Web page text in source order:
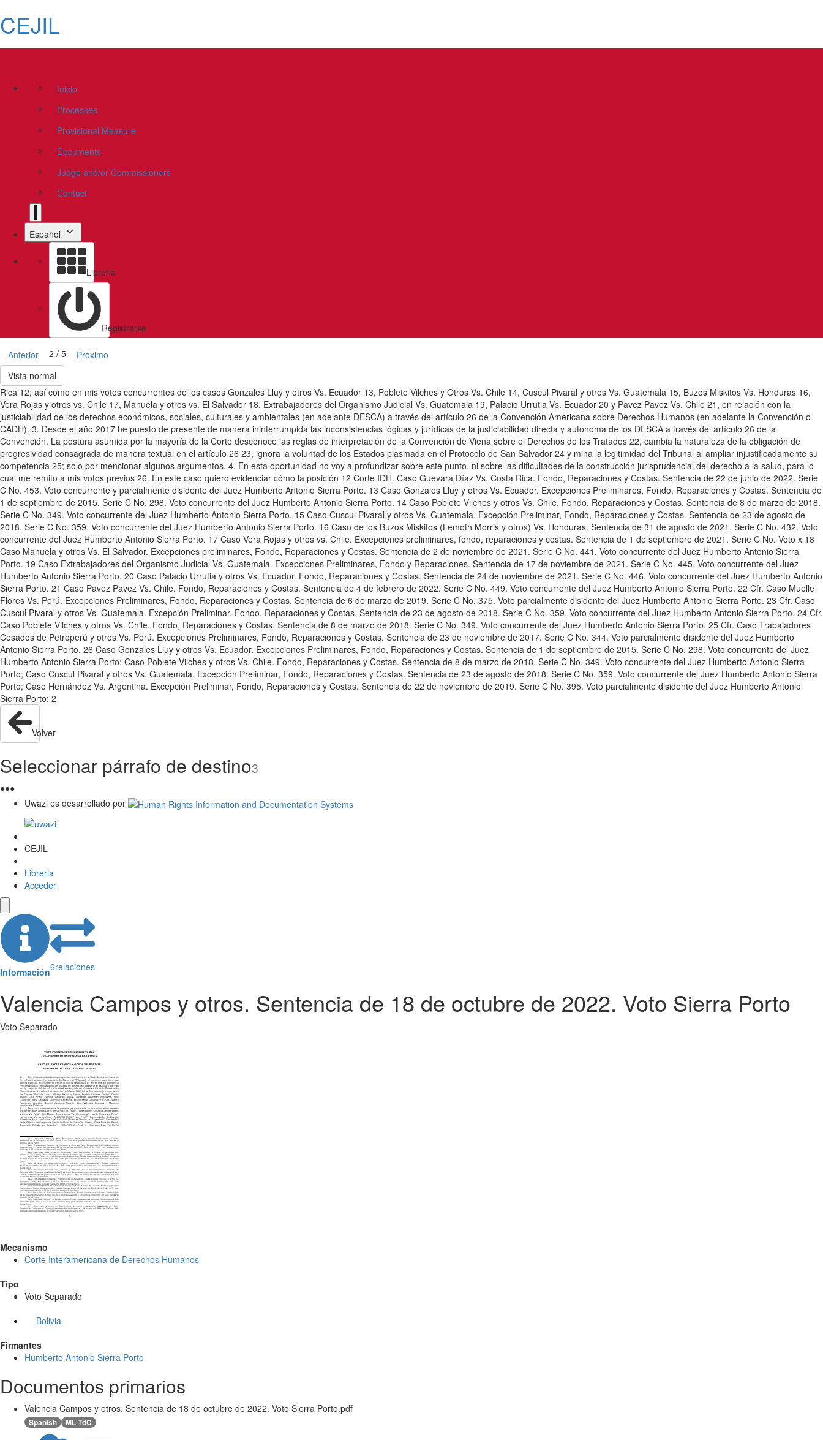
CEJIL
Inicio
Processes
Provisional Measure
Documents
Judge and/or Commissioners
Contact
Español
Libreria
Registrarse
Anterior 2 / 5
Próximo
Vista normal
Rica 12; así como en mis votos concurrentes de los casos Gonzales Lluy y otros Vs. Ecuador 13, Poblete Vilches y Otros Vs. Chile 14, Cuscul Pivaral y otros Vs. Guatemala 15, Buzos Miskitos Vs. Honduras 16,
Vera Rojas y otros vs. Chile 17, Manuela y otros vs. El Salvador 18, Extrabajadores del Organismo Judicial Vs. Guatemala 19, Palacio Urrutia Vs. Ecuador 20 y Pavez Pavez Vs. Chile 21, en relación con la
justiciabilidad de los derechos económicos, sociales, culturales y ambientales (en adelante DESCA) a través del artículo 26 de la Convención Americana sobre Derechos Humanos (en adelante la Convención o
CADH). 3. Desde el año 2017 he puesto de presente de manera ininterrumpida las inconsistencias lógicas y jurídicas de la justiciabilidad directa y autónoma de los DESCA a través del artículo 26 de la
Convención. La postura asumida por la mayoría de la Corte desconoce las reglas de interpretación de la Convención de Viena sobre el Derechos de los Tratados 22, cambia la naturaleza de la obligación de
progresividad consagrada de manera textual en el artículo 26 23, ignora la voluntad de los Estados plasmada en el Protocolo de San Salvador 24 y mina la legitimidad del Tribunal al ampliar injustificadamente su
competencia 25; solo por mencionar algunos argumentos. 4. En esta oportunidad no voy a profundizar sobre este punto, ni sobre las dificultades de la construcción jurisprudencial del derecho a la salud, para lo
cual me remito a mis votos previos 26. En este caso quiero evidenciar cómo la posición 12 Corte IDH. Caso Guevara Díaz Vs. Costa Rica. Fondo, Reparaciones y Costas. Sentencia de 22 de junio de 2022. Serie
C No. 453. Voto concurrente y parcialmente disidente del Juez Humberto Antonio Sierra Porto. 13 Caso Gonzales Lluy y otros Vs. Ecuador. Excepciones Preliminares, Fondo, Reparaciones y Costas. Sentencia de
1 de septiembre de 2015. Serie C No. 298. Voto concurrente del Juez Humberto Antonio Sierra Porto. 14 Caso Poblete Vilches y otros Vs. Chile. Fondo, Reparaciones y Costas. Sentencia de 8 de marzo de 2018.
Serie C No. 349. Voto concurrente del Juez Humberto Antonio Sierra Porto. 15 Caso Cuscul Pivaral y otros Vs. Guatemala. Excepción Preliminar, Fondo, Reparaciones y Costas. Sentencia de 23 de agosto de
2018. Serie C No. 359. Voto concurrente del Juez Humberto Antonio Sierra Porto. 16 Caso de los Buzos Miskitos (Lemoth Morris y otros) Vs. Honduras. Sentencia de 31 de agosto de 2021. Serie C No. 432. Voto
concurrente del Juez Humberto Antonio Sierra Porto. 17 Caso Vera Rojas y otros vs. Chile. Excepciones preliminares, fondo, reparaciones y costas. Sentencia de 1 de septiembre de 2021. Serie C No. Voto x 18
Caso Manuela y otros Vs. El Salvador. Excepciones preliminares, Fondo, Reparaciones y Costas. Sentencia de 2 de noviembre de 2021. Serie C No. 441. Voto concurrente del Juez Humberto Antonio Sierra
Porto. 19 Caso Extrabajadores del Organismo Judicial Vs. Guatemala. Excepciones Preliminares, Fondo y Reparaciones. Sentencia de 17 de noviembre de 2021. Serie C No. 445. Voto concurrente del Juez
Humberto Antonio Sierra Porto. 20 Caso Palacio Urrutia y otros Vs. Ecuador. Fondo, Reparaciones y Costas. Sentencia de 24 de noviembre de 2021. Serie C No. 446. Voto concurrente del Juez Humberto Antonio
Sierra Porto. 21 Caso Pavez Pavez Vs. Chile. Fondo, Reparaciones y Costas. Sentencia de 4 de febrero de 2022. Serie C No. 449. Voto concurrente del Juez Humberto Antonio Sierra Porto. 22 Cfr. Caso Muelle
Flores Vs. Perú. Excepciones Preliminares, Fondo, Reparaciones y Costas. Sentencia de 6 de marzo de 2019. Serie C No. 375. Voto parcialmente disidente del Juez Humberto Antonio Sierra Porto. 23 Cfr. Caso
Cuscul Pivaral y otros Vs. Guatemala. Excepción Preliminar, Fondo, Reparaciones y Costas. Sentencia de 23 de agosto de 2018. Serie C No. 359. Voto concurrente del Juez Humberto Antonio Sierra Porto. 24 Cfr.
Caso Poblete Vilches y otros Vs. Chile. Fondo, Reparaciones y Costas. Sentencia de 8 de marzo de 2018. Serie C No. 349. Voto concurrente del Juez Humberto Antonio Sierra Porto. 25 Cfr. Caso Trabajadores
Cesados de Petroperú y otros Vs. Perú. Excepciones Preliminares, Fondo, Reparaciones y Costas. Sentencia de 23 de noviembre de 2017. Serie C No. 344. Voto parcialmente disidente del Juez Humberto
Antonio Sierra Porto. 26 Caso Gonzales Lluy y otros Vs. Ecuador. Excepciones Preliminares, Fondo, Reparaciones y Costas. Sentencia de 1 de septiembre de 2015. Serie C No. 298. Voto concurrente del Juez
Humberto Antonio Sierra Porto; Caso Poblete Vilches y otros Vs. Chile. Fondo, Reparaciones y Costas. Sentencia de 8 de marzo de 2018. Serie C No. 349. Voto concurrente del Juez Humberto Antonio Sierra
Porto; Caso Cuscul Pivaral y otros Vs. Guatemala. Excepción Preliminar, Fondo, Reparaciones y Costas. Sentencia de 23 de agosto de 2018. Serie C No. 359. Voto concurrente del Juez Humberto Antonio Sierra
Porto; Caso Hernández Vs. Argentina. Excepción Preliminar, Fondo, Reparaciones y Costas. Sentencia de 22 de noviembre de 2019. Serie C No. 395. Voto parcialmente disidente del Juez Humberto Antonio
Sierra Porto; 2
Volver
Seleccionar párrafo de destino3
●●●
Uwazi es desarrollado por
CEJIL
Libreria
Acceder
Información6relaciones
Valencia Campos y otros. Sentencia de 18 de octubre de 2022. Voto Sierra Porto
Voto Separado
Mecanismo
Corte Interamericana de Derechos Humanos
Tipo
Voto Separado
Bolivia
Firmantes
Humberto Antonio Sierra Porto
Documentos primarios
Valencia Campos y otros. Sentencia de 18 de octubre de 2022. Voto Sierra Porto.pdf
Spanish ML TdC